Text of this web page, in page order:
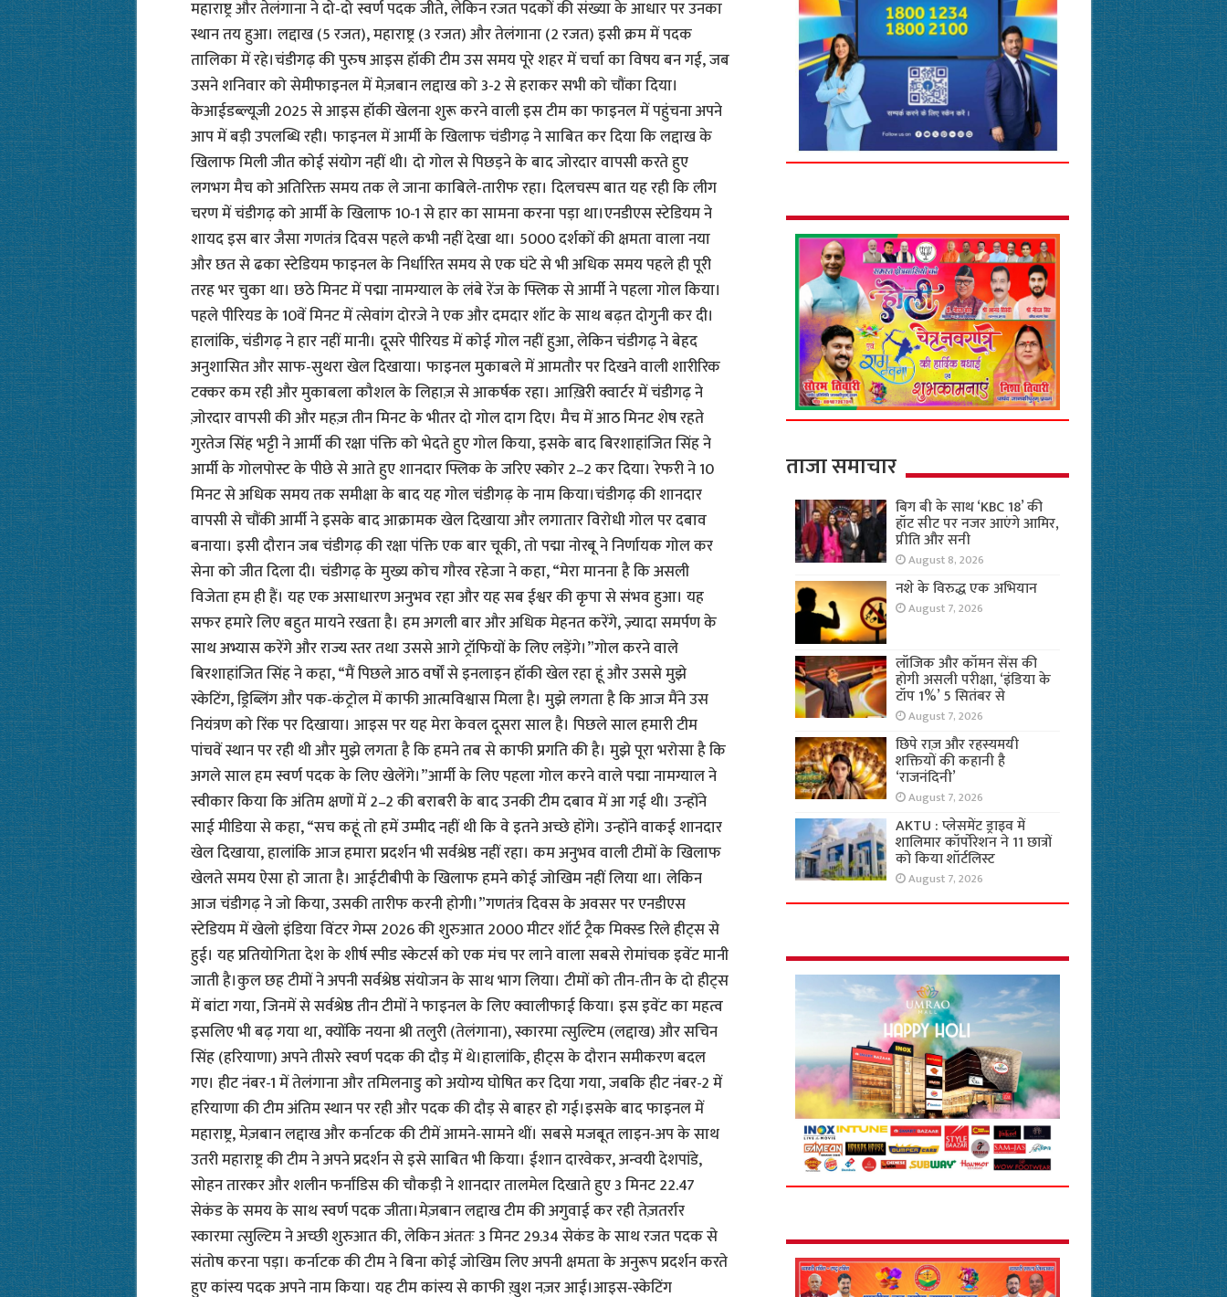
महाराष्ट्र और तेलंगाना ने दो-दो स्वर्ण पदक जीते, लेकिन रजत पदकों की संख्या के आधार पर उनका
स्थान तय हुआ। लद्दाख (5 रजत), महाराष्ट्र (3 रजत) और तेलंगाना (2 रजत) इसी क्रम में पदक
तालिका में रहे।चंडीगढ़ की पुरुष आइस हॉकी टीम उस समय पूरे शहर में चर्चा का विषय बन गई, जब
उसने शनिवार को सेमीफाइनल में मेज़बान लद्दाख को 3-2 से हराकर सभी को चौंका दिया।
केआईडब्ल्यूजी 2025 से आइस हॉकी खेलना शुरू करने वाली इस टीम का फाइनल में पहुंचना अपने
आप में बड़ी उपलब्धि रही। फाइनल में आर्मी के खिलाफ चंडीगढ़ ने साबित कर दिया कि लद्दाख के
खिलाफ मिली जीत कोई संयोग नहीं थी। दो गोल से पिछड़ने के बाद जोरदार वापसी करते हुए
लगभग मैच को अतिरिक्त समय तक ले जाना काबिले-तारीफ रहा। दिलचस्प बात यह रही कि लीग
चरण में चंडीगढ़ को आर्मी के खिलाफ 10-1 से हार का सामना करना पड़ा था।एनडीएस स्टेडियम ने
शायद इस बार जैसा गणतंत्र दिवस पहले कभी नहीं देखा था। 5000 दर्शकों की क्षमता वाला नया
और छत से ढका स्टेडियम फाइनल के निर्धारित समय से एक घंटे से भी अधिक समय पहले ही पूरी
तरह भर चुका था। छठे मिनट में पद्मा नामग्याल के लंबे रेंज के फ्लिक से आर्मी ने पहला गोल किया।
पहले पीरियड के 10वें मिनट में त्सेवांग दोरजे ने एक और दमदार शॉट के साथ बढ़त दोगुनी कर दी।
हालांकि, चंडीगढ़ ने हार नहीं मानी। दूसरे पीरियड में कोई गोल नहीं हुआ, लेकिन चंडीगढ़ ने बेहद
अनुशासित और साफ-सुथरा खेल दिखाया। फाइनल मुकाबले में आमतौर पर दिखने वाली शारीरिक
टक्कर कम रही और मुकाबला कौशल के लिहाज़ से आकर्षक रहा। आख़िरी क्वार्टर में चंडीगढ़ ने
ज़ोरदार वापसी की और महज़ तीन मिनट के भीतर दो गोल दाग दिए। मैच में आठ मिनट शेष रहते
गुरतेज सिंह भट्टी ने आर्मी की रक्षा पंक्ति को भेदते हुए गोल किया, इसके बाद बिरशाहांजित सिंह ने
आर्मी के गोलपोस्ट के पीछे से आते हुए शानदार फ्लिक के जरिए स्कोर 2–2 कर दिया। रेफरी ने 10
मिनट से अधिक समय तक समीक्षा के बाद यह गोल चंडीगढ़ के नाम किया।चंडीगढ़ की शानदार
वापसी से चौंकी आर्मी ने इसके बाद आक्रामक खेल दिखाया और लगातार विरोधी गोल पर दबाव
बनाया। इसी दौरान जब चंडीगढ़ की रक्षा पंक्ति एक बार चूकी, तो पद्मा नोरबू ने निर्णायक गोल कर
सेना को जीत दिला दी। चंडीगढ़ के मुख्य कोच गौरव रहेजा ने कहा, “मेरा मानना है कि असली
विजेता हम ही हैं। यह एक असाधारण अनुभव रहा और यह सब ईश्वर की कृपा से संभव हुआ। यह
सफर हमारे लिए बहुत मायने रखता है। हम अगली बार और अधिक मेहनत करेंगे, ज़्यादा समर्पण के
साथ अभ्यास करेंगे और राज्य स्तर तथा उससे आगे ट्रॉफियों के लिए लड़ेंगे।”गोल करने वाले
बिरशाहांजित सिंह ने कहा, “मैं पिछले आठ वर्षों से इनलाइन हॉकी खेल रहा हूं और उससे मुझे
स्केटिंग, ड्रिब्लिंग और पक-कंट्रोल में काफी आत्मविश्वास मिला है। मुझे लगता है कि आज मैंने उस
नियंत्रण को रिंक पर दिखाया। आइस पर यह मेरा केवल दूसरा साल है। पिछले साल हमारी टीम
पांचवें स्थान पर रही थी और मुझे लगता है कि हमने तब से काफी प्रगति की है। मुझे पूरा भरोसा है कि
अगले साल हम स्वर्ण पदक के लिए खेलेंगे।”आर्मी के लिए पहला गोल करने वाले पद्मा नामग्याल ने
स्वीकार किया कि अंतिम क्षणों में 2–2 की बराबरी के बाद उनकी टीम दबाव में आ गई थी। उन्होंने
साई मीडिया से कहा, “सच कहूं तो हमें उम्मीद नहीं थी कि वे इतने अच्छे होंगे। उन्होंने वाकई शानदार
खेल दिखाया, हालांकि आज हमारा प्रदर्शन भी सर्वश्रेष्ठ नहीं रहा। कम अनुभव वाली टीमों के खिलाफ
खेलते समय ऐसा हो जाता है। आईटीबीपी के खिलाफ हमने कोई जोखिम नहीं लिया था। लेकिन
आज चंडीगढ़ ने जो किया, उसकी तारीफ करनी होगी।”गणतंत्र दिवस के अवसर पर एनडीएस
स्टेडियम में खेलो इंडिया विंटर गेम्स 2026 की शुरुआत 2000 मीटर शॉर्ट ट्रैक मिक्स्ड रिले हीट्स से
हुई। यह प्रतियोगिता देश के शीर्ष स्पीड स्केटर्स को एक मंच पर लाने वाला सबसे रोमांचक इवेंट मानी
जाती है।कुल छह टीमों ने अपनी सर्वश्रेष्ठ संयोजन के साथ भाग लिया। टीमों को तीन-तीन के दो हीट्स
में बांटा गया, जिनमें से सर्वश्रेष्ठ तीन टीमों ने फाइनल के लिए क्वालीफाई किया। इस इवेंट का महत्व
इसलिए भी बढ़ गया था, क्योंकि नयना श्री तलुरी (तेलंगाना), स्कारमा त्सुल्टिम (लद्दाख) और सचिन
सिंह (हरियाणा) अपने तीसरे स्वर्ण पदक की दौड़ में थे।हालांकि, हीट्स के दौरान समीकरण बदल
गए। हीट नंबर-1 में तेलंगाना और तमिलनाडु को अयोग्य घोषित कर दिया गया, जबकि हीट नंबर-2 में
हरियाणा की टीम अंतिम स्थान पर रही और पदक की दौड़ से बाहर हो गई।इसके बाद फाइनल में
महाराष्ट्र, मेज़बान लद्दाख और कर्नाटक की टीमें आमने-सामने थीं। सबसे मजबूत लाइन-अप के साथ
उतरी महाराष्ट्र की टीम ने अपने प्रदर्शन से इसे साबित भी किया। ईशान दारवेकर, अन्वयी देशपांडे,
सोहन तारकर और शलीन फर्नांडिस की चौकड़ी ने शानदार तालमेल दिखाते हुए 3 मिनट 22.47
सेकंड के समय के साथ स्वर्ण पदक जीता।मेज़बान लद्दाख टीम की अगुवाई कर रही तेज़तर्रार
स्कारमा त्सुल्टिम ने अच्छी शुरुआत की, लेकिन अंततः 3 मिनट 29.34 सेकंड के साथ रजत पदक से
संतोष करना पड़ा। कर्नाटक की टीम ने बिना कोई जोखिम लिए अपनी क्षमता के अनुरूप प्रदर्शन करते
हुए कांस्य पदक अपने नाम किया। यह टीम कांस्य से काफी ख़ुश नज़र आई।आइस-स्केटिंग
ताजा समाचार
बिग बी के साथ ‘KBC 18’ की
हॉट सीट पर नजर आएंगे आमिर,
प्रीति और सनी
August 8, 2026
नशे के विरुद्ध एक अभियान
August 7, 2026
लॉजिक और कॉमन सेंस की
होगी असली परीक्षा, ‘इंडिया के
टॉप 1%’ 5 सितंबर से
August 7, 2026
छिपे राज़ और रहस्यमयी
शक्तियों की कहानी है
‘राजनंदिनी’
August 7, 2026
AKTU : प्लेसमेंट ड्राइव में
शालिमार कॉर्पोरेशन ने 11 छात्रों
को किया शॉर्टलिस्ट
August 7, 2026